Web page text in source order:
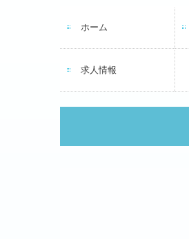
ホーム
求人情報